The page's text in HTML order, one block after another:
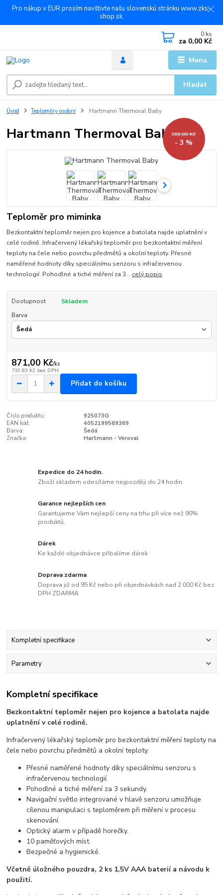
Pro nákup v EUR prosím navštivte našu slovenskú stránku www.zks-
shop.sk.
Menu
Hledat
0 ks
za 0,00 Kč
Úvod Teploměry osobní Hartmann Thermoval Baby
Hartmann Thermoval Baby900,00 Kč
- 3 %
Teploměr pro miminka
Bezkontaktní teploměr nejen pro kojence a batolata najde uplatnění v
celé rodině. Infračervený lékařský teploměr pro bezkontaktní měření
teploty na čele nebo povrchu předmětů a okolní teploty. Přesné
naměřené hodnoty díky speciálnímu senzoru s infračervenou
technologií. Pohodlné a tiché měření za 3... celý popis
Dostupnost
Skladem
Barva
871,00 Kč/ks
719,83 Kč bez DPH
Přidat do košíku
Číslo produktu:
925073G
EAN kód:
4052199569369
Barva:
Šedá
Značka:
Hartmann - Veroval
Expedice do 24 hodin.
Zboží skladem odesíláme nejpozději do 24 hodin.
Garance nejlepších cen
Garantujeme Vám nejlepší ceny na trhu při více než 90%
produktů.
Dárek
Ke každé objednávce přibalíme dárek
Doprava zdarma
Doprava již od 95 Kč nebo při objednávkách nad 2.000 Kč bez
DPH ZDARMA
Kompletní specifikace
Parametry
Kompletní specifikace
Bezkontaktní teploměr nejen pro kojence a batolata najde
uplatnění v celé rodině.
Infračervený lékařský teploměr pro bezkontaktní měření teploty na
čele nebo povrchu předmětů a okolní teploty.
Přesné naměřené hodnoty díky speciálnímu senzoru s
infračervenou technologií.
Pohodlné a tiché měření za 3 sekundy.
Navigační světlo integrované v hlavě senzoru umožňuje
cílenou manipulaci s teploměrem při měření v procesu
skenování.
Optický alarm v případě horečky.
10 paměťových míst.
Bezpečné a hygienické.
Včetně úložného pouzdra, 2 ks 1,5V AAA baterií a návodu k
použití.